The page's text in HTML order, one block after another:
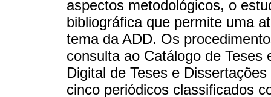
aspectos metodológicos, o
bibliográfica que permite uma
tema da ADD. Os
consulta ao Catálogo de
Digital de Teses e
cinco periódicos classificados